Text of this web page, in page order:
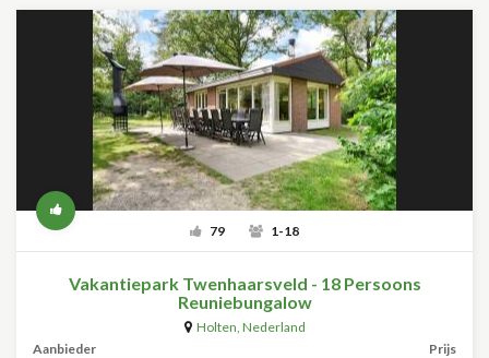
79 1-18
Vakantiepark Twenhaarsveld - 18 Persoons
Reuniebungalow
Holten, Nederland
Aanbieder
Prijs